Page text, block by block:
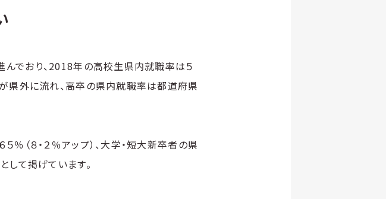
でおり、2018年の高校生県内就職率は５
が県外に流れ、高卒の県内就職率は都道府県
％（８・２％アップ）、大学・短大新卒者の県
して掲げています。